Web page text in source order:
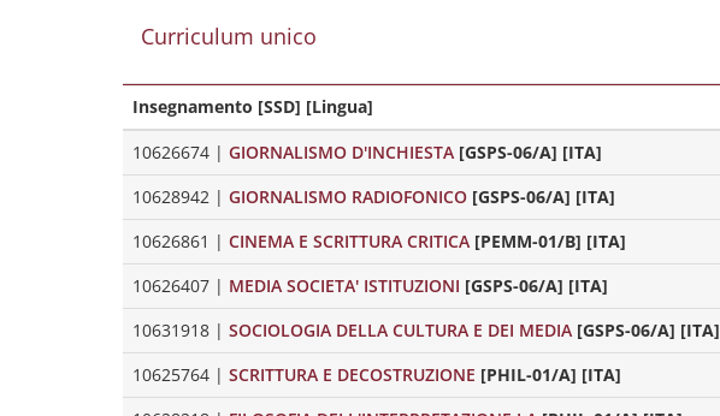
Curriculum unico
Insegnamento [SSD] [Lingua]
10626674 | GIORNALISMO D'INCHIESTA [GSPS-06/A] [ITA]
10628942 | GIORNALISMO RADIOFONICO [GSPS-06/A] [ITA]
10626861 | CINEMA E SCRITTURA CRITICA [PEMM-01/B] [ITA]
10626407 | MEDIA SOCIETA' ISTITUZIONI [GSPS-06/A] [ITA]
10631918 | SOCIOLOGIA DELLA CULTURA E DEI MEDIA [GSPS-06/A] [ITA]
10625764 | SCRITTURA E DECOSTRUZIONE [PHIL-01/A] [ITA]